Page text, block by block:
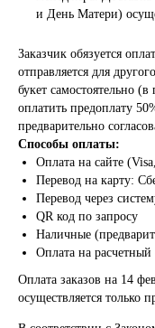
и День Матери)
Заказчик обязуется
отправляется для
букет самостоятельно
оплатить предоплату
предварительно
Способы оплаты:
Оплата на сайте
Перевод на карту:
Перевод через
QR код по запросу
Наличные
Оплата на
Оплата заказов на 14
осуществляется только